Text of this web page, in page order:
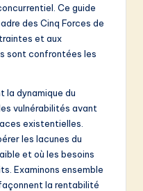
Ce guide
des Cinq Forces de
et aux
sont confrontées les
la dynamique du
vulnérabilités avant
existentielles.
les lacunes du
et où les besoins
Examinons ensemble
la rentabilité